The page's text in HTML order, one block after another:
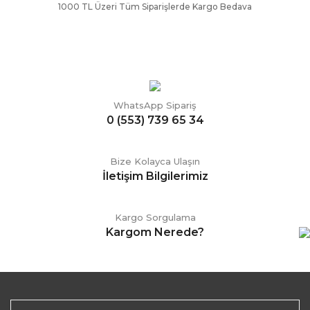
1000 TL Üzeri Tüm Siparişlerde Kargo Bedava
WhatsApp Sipariş
0 (553) 739 65 34
Bize Kolayca Ulaşın
İletişim Bilgilerimiz
Kargo Sorgulama
Kargom Nerede?